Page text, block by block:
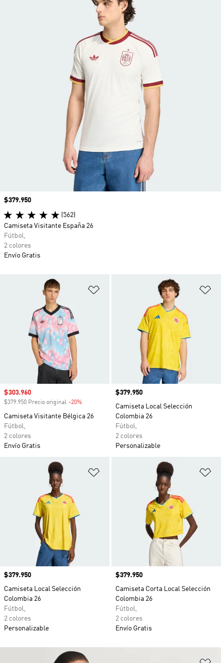
Añadir a la lista de deseos
Precio de venta
$303.960
$379.950 Precio original -20%
Camiseta Visitante Bélgica 26
Fútbol,
2 colores
Envío Gratis
Precio
$379.950
Camiseta Local Selección
Colombia 26
Fútbol,
2 colores
Personalizable
Añadir a la lista de deseos
Precio
$379.950
Camiseta Local Selección
Colombia 26
Fútbol,
2 colores
Personalizable
Precio
$379.950
Camiseta Corta Local Selección
Colombia 26
Fútbol,
2 colores
Envío Gratis
Precio
$379.950
(562)
Camiseta Visitante España 26
Fútbol,
2 colores
Envío Gratis